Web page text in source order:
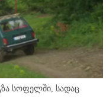
სოფელში, სადაც